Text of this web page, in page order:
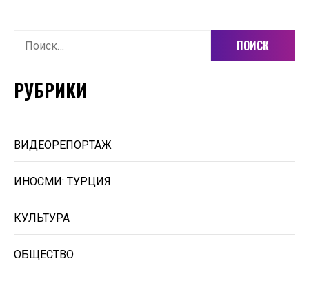
Найти:
РУБРИКИ
ВИДЕОРЕПОРТАЖ
ИНОСМИ: ТУРЦИЯ
КУЛЬТУРА
ОБЩЕСТВО